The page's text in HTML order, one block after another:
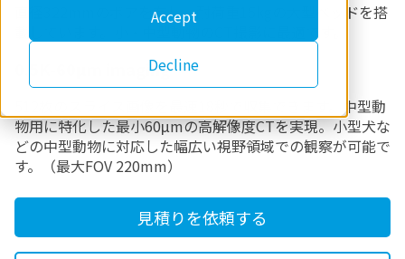
Accept
Decline
直径322mmのボアを有し、耐荷重15kgの大型ベッドを搭
載しています。小・中型動物のCT撮影に最適です。
0.5K-60μm imaging
512枚のスライス画像を最速18秒で収集できます。中型動
物用に特化した最小60μmの高解像度CTを実現。小型犬な
どの中型動物に対応した幅広い視野領域での観察が可能で
す。（最大FOV 220mm）
見積りを依頼する